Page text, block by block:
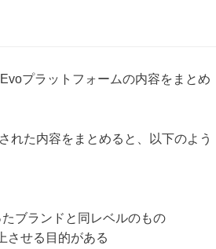
プラットフォームの内容をまとめ
れた内容をまとめると、以下のよう
ブランドと同レベルのもの
させる目的がある